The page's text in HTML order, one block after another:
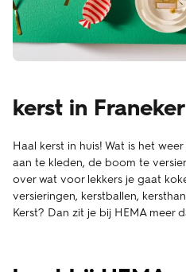
kerst in Franeker
Haal kerst in huis! Wat is het
aan te kleden, de boom te
over wat voor lekkers je gaat
versieringen, kerstballen,
Kerst? Dan zit je bij HEMA meer